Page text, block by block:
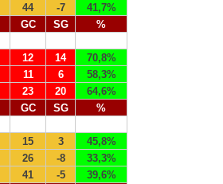
44 -7
41,7%
GC SG
%
12 14
70,8%
11 6
58,3%
23 20
64,6%
GC SG
%
15 3
45,8%
26 -8
33,3%
41 -5
39,6%